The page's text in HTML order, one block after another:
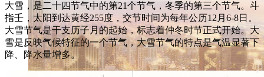
大雪，是二十四节气中的第21个节气，冬季的第三个节气。斗
指壬，太阳到达黄经255度，交节时间为每年公历12月6-8日。
大雪节气是干支历子月的起始，标志着仲冬时节正式开始。大
雪是反映气候特征的一个节气，大雪节气的特点是气温显著下
降、降水量增多。